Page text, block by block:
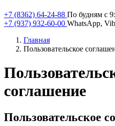
+7 (8362) 64-24-88 По будням с
+7 (937) 932-60-00 WhatsApp,
Главная
Пользовательское
соглашение
Пользовательское